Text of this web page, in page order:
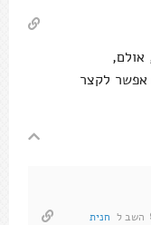
אולם,
לקצר
השב ל חנית